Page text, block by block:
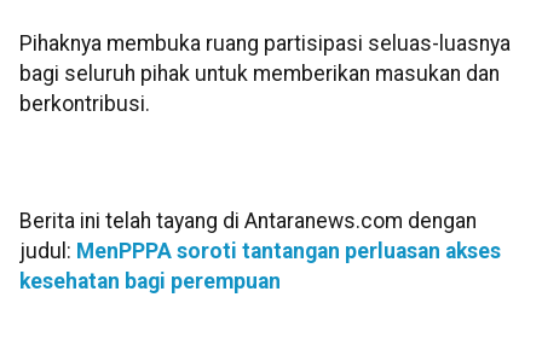
Pihaknya membuka ruang partisipasi seluas-luasnya
bagi seluruh pihak untuk memberikan masukan dan
berkontribusi.
Berita ini telah tayang di Antaranews.com dengan
judul: MenPPPA soroti tantangan perluasan akses
kesehatan bagi perempuan